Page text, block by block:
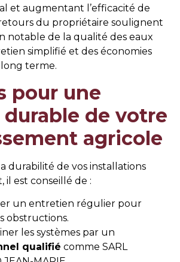
et augmentant l’efficacité de
du propriétaire soulignent
notable de la qualité des eaux
simplifié et des économies
terme.
pour une
de votre
agricole
durabilité de vos installations
il est conseillé de :
un entretien régulier pour
obstructions.
les systèmes par un
qualifié comme SARL